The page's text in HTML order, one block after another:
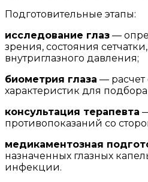
Подготовительные этапы:
исследование глаз —
зрения, состояния
внутриглазного давления;
биометрия глаза — расчет
характеристик для
консультация терапевта
противопоказаний со
медикаментозная
назначенных глазных
инфекции.